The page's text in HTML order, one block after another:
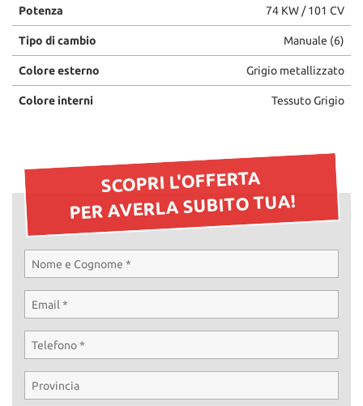
Potenza 74 KW / 101 CV
Tipo di cambio Manuale (6)
Colore esterno Grigio metallizzato
Colore interni Tessuto Grigio
SCOPRI L'OFFERTA
PER AVERLA SUBITO TUA!